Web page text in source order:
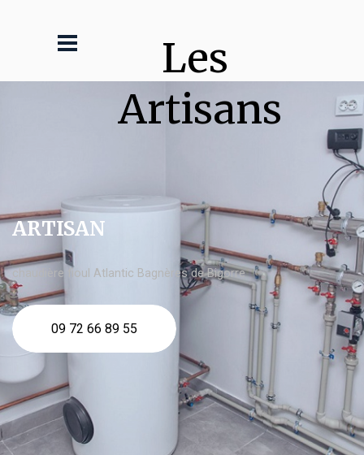
Les
Artisans
ARTISAN
chaudière fioul Atlantic Bagnères de Bigorre
09 72 66 89 55